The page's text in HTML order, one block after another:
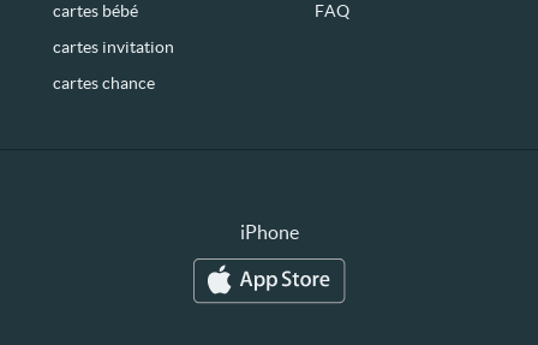
cartes bébé
cartes invitation
cartes chance
FAQ
iPhone